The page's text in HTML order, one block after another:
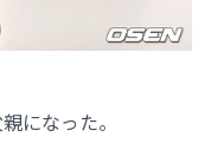
になった。